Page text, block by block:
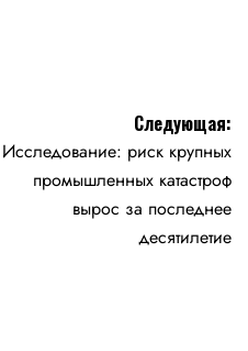
Следующая:
Исследование: риск крупных
промышленных катастроф
вырос за последнее
десятилетие